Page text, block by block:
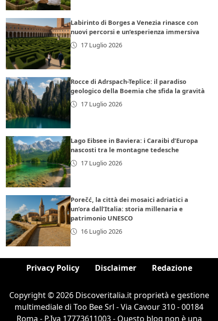
Labirinto di Borges a Venezia rinasce con
nuovi percorsi e un’esperienza immersiva
17 Luglio 2026
Rocce di Adrspach-Teplice: il paradiso
geologico della Boemia che sfida la gravità
17 Luglio 2026
Lago Eibsee in Baviera: i Caraibi d’Europa
nascosti tra le montagne tedesche
17 Luglio 2026
Porečć, la città dei mosaici adriatici a
un’ora dall’Italia: storia millenaria e
patrimonio UNESCO
16 Luglio 2026
Privacy Policy Disclaimer Redazione
Copyright © 2026 Discoveritalia.it proprietà e gestione
multimediale di Too Bee Srl - Via Cavour 310 - 00184
Roma - P.Iva 17773611003 - Questo blog non è una